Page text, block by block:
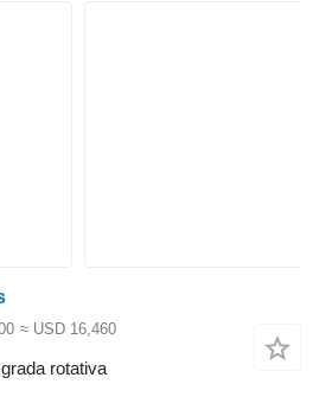
≈ USD 16,460
rotativa